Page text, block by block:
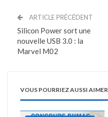
ARTICLE PRÉCÉDENT
Silicon Power sort une
nouvelle USB 3.0 : la
Marvel M02
VOUS POURRIEZ AUSSI AIMER